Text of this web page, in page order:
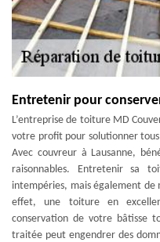
Entretenir pour
L’entreprise de toiture MD
votre profit pour solutionner
Avec couvreur à Lausanne,
raisonnables. Entretenir sa
intempéries, mais également
effet, une toiture en
conservation de votre bâtisse
traitée peut engendrer des